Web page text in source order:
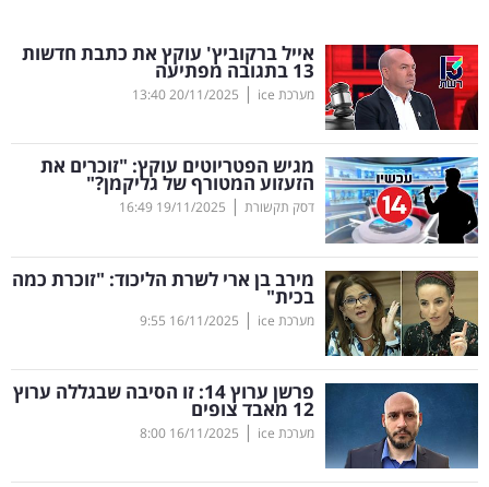
דיגיטל
וטק
שיווק
ופרסום
משפט
מדדים
ומחקרים
דעות
רכילות
עסקית
אייל ברקוביץ' עוקץ את כתבת חדשות
13 בתגובה מפתיעה
מערכת ice |
20/11/2025
13:40
מגיש הפטריוטים עוקץ: "זוכרים את
הזעזוע המטורף של גליקמן?"
דסק תקשורת |
19/11/2025
16:49
מירב בן ארי לשרת הליכוד: "זוכרת כמה
בכית"
מערכת ice |
16/11/2025
9:55
פרשן ערוץ 14: זו הסיבה שבגללה ערוץ
12 מאבד צופים
מערכת ice |
16/11/2025
8:00